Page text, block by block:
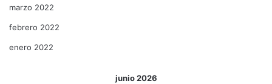
marzo 2022
febrero 2022
enero 2022
junio 2026